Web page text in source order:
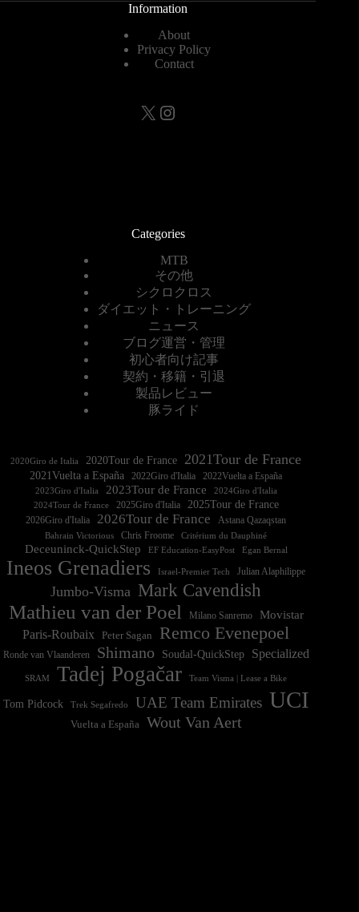
Information
About
Privacy Policy
Contact
X Instagram
Categories
MTB
その他
シクロクロス
ダイエット・トレーニング
ニュース
ブログ運営・管理
初心者向け記事
契約・移籍・引退
製品レビュー
豚ライド
2020Giro de Italia 2020Tour de France 2021Tour de France
2021Vuelta a España 2022Vuelta a España
2023Giro d'Italia 2023Tour de France
2024Tour de France
2025Giro d'Italia 2025Tour de France
2026Giro d'Italia 2026Tour de France Astana Qazaqstan
Bahrain Victorious Chris Froome Critérium du Dauphiné
Deceuninck-QuickStep EF Education-EasyPost Egan Bernal
Ineos Grenadiers Israel-Premier Tech Julian Alaphilippe
Jumbo-Visma Mark Cavendish
Mathieu van der Poel Milano Sanremo
Movistar
Paris-Roubaix
Peter Sagan Remco Evenepoel
Ronde van Vlaanderen Shimano Soudal-QuickStep Specialized
SRAM Tadej Pogačar Team Visma | Lease a Bike
Tom Pidcock Trek Segafredo UAE Team Emirates UCI
Vuelta a España Wout Van Aert